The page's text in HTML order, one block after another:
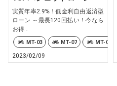
実質年率2.9%！低金利自由返済型
ローン ～最長120回払い！今なら
お得...
MT-03 MT-07 MT-09
2023/02/09